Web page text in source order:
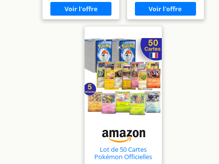
Lot de 50 Cartes
Pokémon Officielles